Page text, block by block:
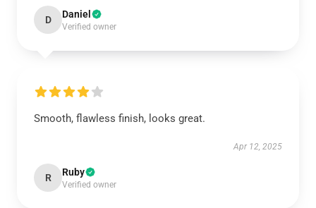
D Daniel
Verified owner
Smooth, flawless finish, looks great.
Apr 12, 2025
R Ruby
Verified owner